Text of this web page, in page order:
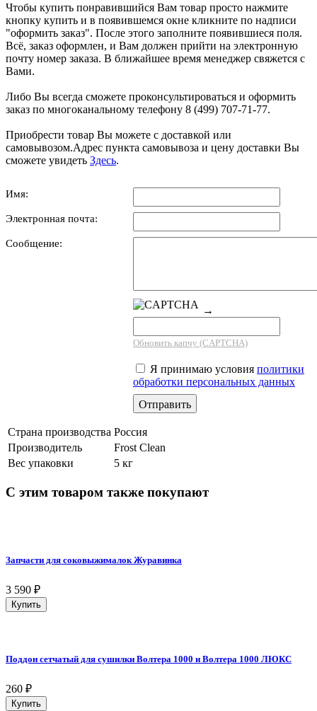
Чтобы купить понравившийся Вам товар просто нажмите
кнопку купить и в появившемся окне кликните по надписи
"оформить заказ". После этого заполните появившиеся поля.
Всё, заказ оформлен, и Вам должен прийти на электронную
почту номер заказа. В ближайшее время менеджер свяжется с
Вами.
Либо Вы всегда сможете проконсультироваться и оформить
заказ по многоканальному телефону 8 (499) 707-71-77.
Приобрести товар Вы можете с доставкой или
самовывозом.Адрес пункта самовывоза и цену доставки Вы
сможете увидеть Здесь.
Имя:
Электронная почта:
Сообщение:
→
Обновить капчу (CAPTCHA)
Я принимаю условия политики
обработки персональных данных
Страна производства Россия
Производитель
Frost Clean
Вес упаковки
5 кг
С этим товаром также покупают
Запчасти для соковыжималок Журавинка
3 590 ₽
Купить
Поддон сетчатый для сушилки Волтера 1000 и Волтера 1000 ЛЮКС
260 ₽
Купить